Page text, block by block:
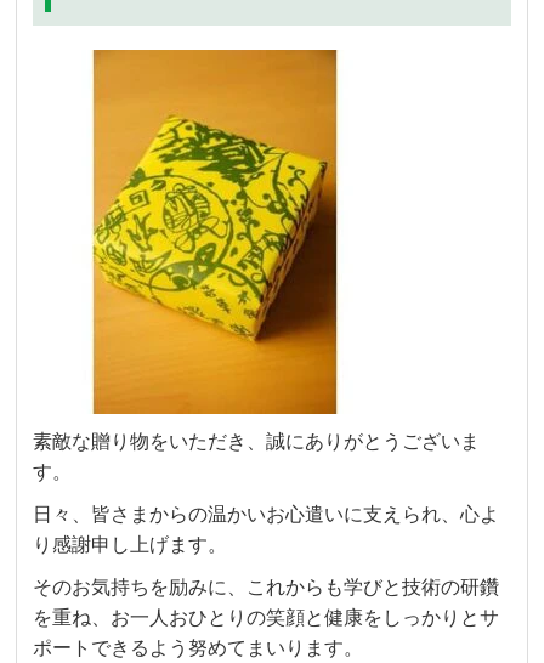
素敵な贈り物をいただき、誠にありがとうございま
す。
日々、皆さまからの温かいお心遣いに支えられ、心よ
り感謝申し上げます。
そのお気持ちを励みに、これからも学びと技術の研鑽
を重ね、お一人おひとりの笑顔と健康をしっかりとサ
ポートできるよう努めてまいります。